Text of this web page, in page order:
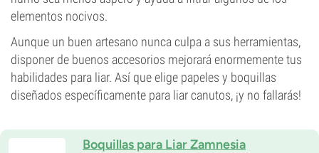
elementos nocivos.
Aunque un buen artesano nunca culpa a sus herramientas,
disponer de buenos accesorios mejorará enormemente tus
habilidades para liar. Así que elige papeles y boquillas
diseñados específicamente para liar canutos, ¡y no fallarás!
Boquillas para Liar Zamnesia